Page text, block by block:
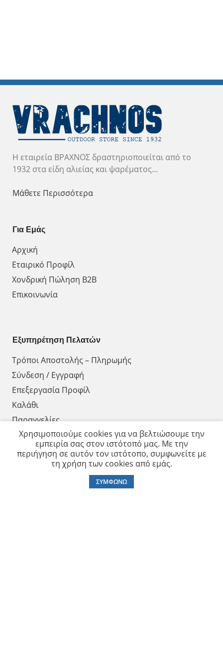
Η εταιρεία ΒΡΑΧΝΟΣ δραστηριοποιείται από το
1932 στα είδη αλιείας και ψαρέματος...
Μάθετε Περισσότερα
Για Εμάς
Αρχική
Εταιρικό Προφίλ
Χονδρική Πώληση Β2Β
Επικοινωνία
Εξυπηρέτηση Πελατών
Τρόποι Αποστολής – Πληρωμής
Σύνδεση / Εγγραφή
Επεξεργασία Προφίλ
Καλάθι
Παραγγελίες
Επικοινωνία
ΑΡΙΣΤΕΙΔΟΥ 35, ΠΕΙΡΑΙΑΣ 18531
Χρησιμοποιούμε cookies για να βελτιώσουμε την
εμπειρία σας στον ιστότοπό μας. Με την
περιήγηση σε αυτόν τον ιστότοπο, συμφωνείτε με
τη χρήση των cookies από εμάς.
ΣΥΜΦΩΝΩ